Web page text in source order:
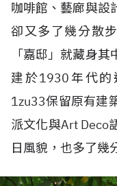
咖啡館、藝廊與設
卻又多了幾分散
「嘉邸」就藏身
建於1930年代
1zu33保留原有建
派文化與Art Deco
日風貌，也多了幾